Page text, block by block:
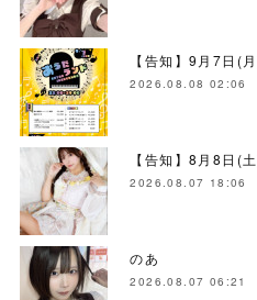
【告知】9月7日(
2026.08.08 02:06
【告知】8月8日(
2026.08.07 18:06
のあ
2026.08.07 06:21